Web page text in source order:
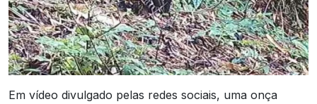
Em vídeo divulgado pelas redes sociais, uma onça